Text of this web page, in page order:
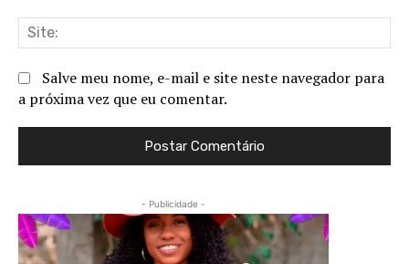
Salve meu nome, e-mail e site neste navegador para
a próxima vez que eu comentar.
- Publicidade -